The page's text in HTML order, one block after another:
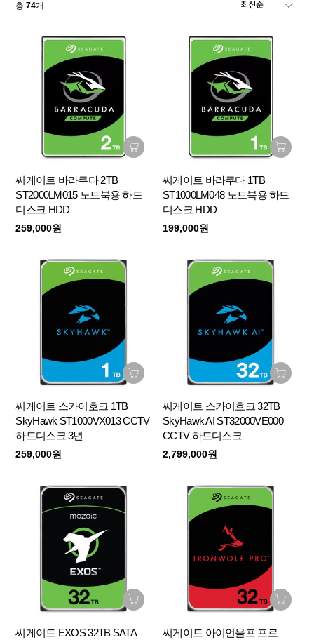
총74개
씨게이트 바라쿠다 2TB
ST2000LM015 노트북용 하드
디스크 HDD
259,000원
씨게이트 바라쿠다 1TB
ST1000LM048 노트북용 하드
디스크 HDD
199,000원
씨게이트 스카이호크 1TB
SkyHawk ST1000VX013 CCTV
하드디스크 3년
259,000원
씨게이트 스카이호크 32TB
SkyHawk AI ST32000VE000
CCTV 하드디스크
2,799,000원
씨게이트 EXOS 32TB SATA
씨게이트 아이언울프 프로